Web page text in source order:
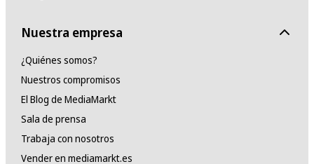
Nuestra empresa
¿Quiénes somos?
Nuestros compromisos
El Blog de MediaMarkt
Sala de prensa
Trabaja con nosotros
Vender en mediamarkt.es